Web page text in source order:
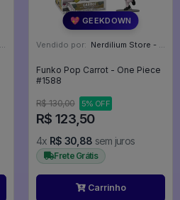
💖 GEEKDOWN
Vendido por: Nerdilium Store - SP
Funko Pop Carrot - One Piece
#1588
R$ 130,00 5% OFF
R$ 123,50
4x R$ 30,88 sem juros
Frete Grátis
Carrinho